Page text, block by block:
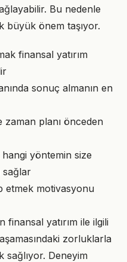
Bu nedenle
büyük önem taşıyor.
finansal yatırım
sonuç almanın en
zaman planı önceden
hangi yöntemin size
sağlar
etmek motivasyonu
finansal yatırım ile ilgili
zorluklarla
sağlıyor. Deneyim